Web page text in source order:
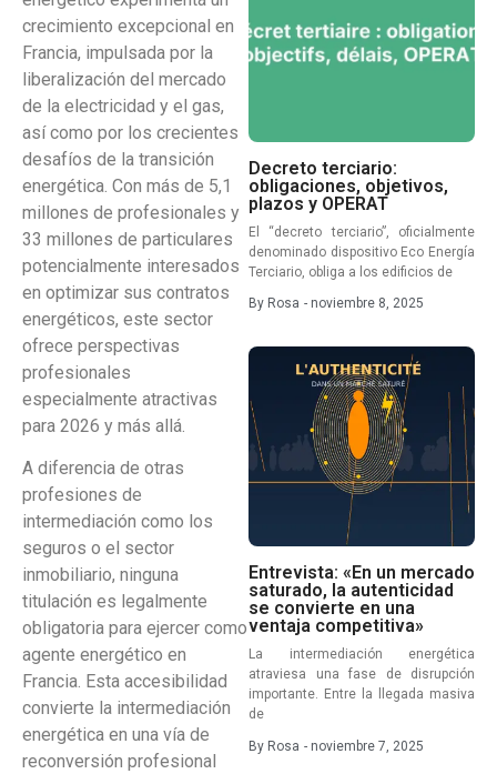
crecimiento excepcional en
Francia, impulsada por la
liberalización del mercado
de la electricidad y el gas,
así como por los crecientes
desafíos de la transición
energética. Con más de 5,1
millones de profesionales y
33 millones de particulares
potencialmente interesados
en optimizar sus contratos
energéticos, este sector
ofrece perspectivas
profesionales
especialmente atractivas
para 2026 y más allá.
A diferencia de otras
profesiones de
intermediación como los
seguros o el sector
inmobiliario, ninguna
titulación es legalmente
obligatoria para ejercer como
agente energético en
Francia. Esta accesibilidad
convierte la intermediación
energética en una vía de
reconversión profesional
Decreto terciario:
obligaciones, objetivos,
plazos y OPERAT
El “decreto terciario”, oficialmente
denominado dispositivo Eco Energía
Terciario, obliga a los edificios de
By Rosa - noviembre 8, 2025
Entrevista: «En un mercado
saturado, la autenticidad
se convierte en una
ventaja competitiva»
La intermediación energética
atraviesa una fase de disrupción
importante. Entre la llegada masiva
de
By Rosa - noviembre 7, 2025